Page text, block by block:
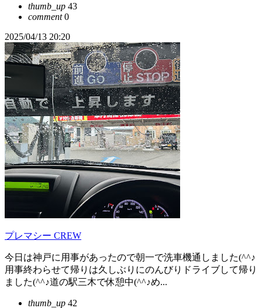
thumb_up 43
comment0
2025/04/13 20:20
プレマシー CREW
今日は神戸に用事があったので朝一で洗車機通しました(^^♪
用事終わらせて帰りは久しぶりにのんびりドライブして帰り
ました(^^♪道の駅三木で休憩中(^^♪め...
thumb_up 42